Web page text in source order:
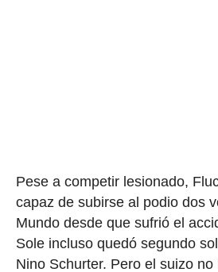
Pese a competir lesionado,
capaz de subirse al podio dos
Mundo desde que sufrió el
Sole incluso quedó segundo
Nino Schurter. Pero el suizo